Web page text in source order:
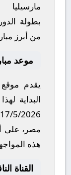
مارسيليا
بطولة
من أبرز
موعد
يقدم موقع
البداية
17/5/2026
مصر، على
هذه
القناة